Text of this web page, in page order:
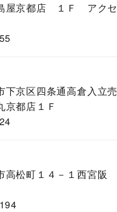
屋京都店 １Ｆ アクセ
下京区四条通高倉入立売
京都店１Ｆ
高松町１４－１西宮阪